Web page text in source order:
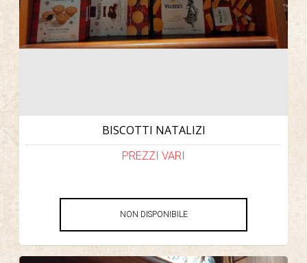
BISCOTTI NATALIZI
PREZZI VARI
NON DISPONIBILE